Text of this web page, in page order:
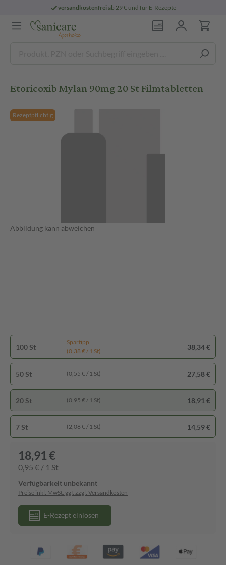
versandkostenfreiab 29 € und für E-Rezepte
Etoricoxib Mylan 90mg 20 St Filmtabletten
Rezeptpflichtig
Abbildung kann abweichen
100 St
Spartipp
(0,38 € / 1 St)
38,34 €
50 St (0,55 € / 1 St) 27,58 €
20 St (0,95 € / 1 St) 18,91 €
7 St (2,08 € / 1 St) 14,59 €
18,91 €
0,95 € / 1 St
Verfügbarkeit unbekannt
Preise inkl. MwSt. ggf. zzgl. Versandkosten
E-Rezept einlösen